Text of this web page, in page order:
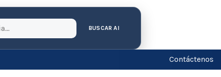
BUSCAR AI
Contáctenos